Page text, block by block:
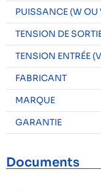
PUISSANCE (W OU
TENSION DE
TENSION ENTRÉE
FABRICANT
MARQUE
GARANTIE
Documents